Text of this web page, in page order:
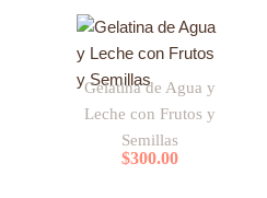
Gelatina de Agua y
Leche con Frutos y
Semillas
$300.00